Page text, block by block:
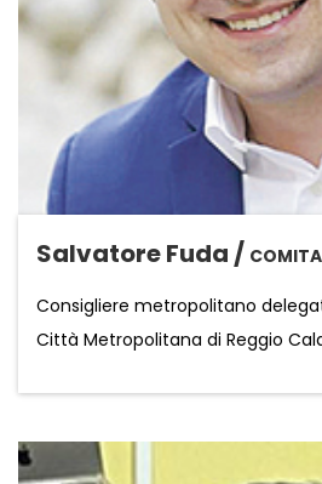
Salvatore Fuda /
Consigliere metropolitano
Città Metropolitana di Reggio